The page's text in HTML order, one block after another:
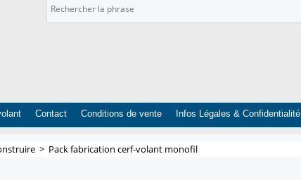
Contact Conditions de vente Infos Légales & Confidentialité
> Pack fabrication cerf-volant monofil